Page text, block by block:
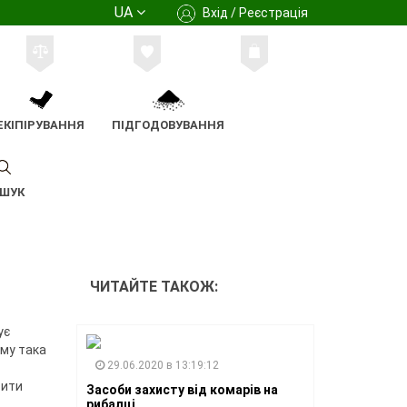
UA Вхід / Реєстрація
ПІДГОДОВУВАННЯ
така
ЧИТАЙТЕ ТАКОЖ:
29.06.2020 в 13:19:12
Засоби захисту від комарів на